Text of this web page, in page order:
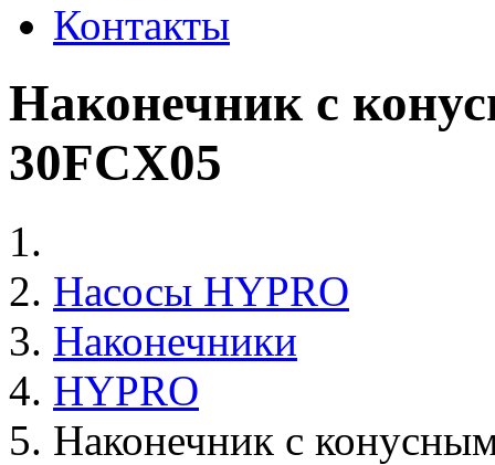
Контакты
Наконечник с
30FCX05
Насосы HYPRO
Наконечники
HYPRO
Наконечник с